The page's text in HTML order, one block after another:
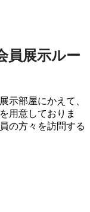
員展示ルー
示部屋にかえて、
用意しておりま
の方々を訪問する